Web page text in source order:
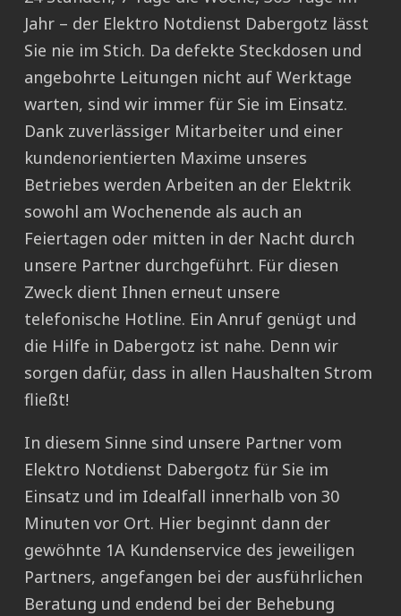
Jahr – der Elektro Notdienst Dabergotz lässt
Sie nie im Stich. Da defekte Steckdosen und
angebohrte Leitungen nicht auf Werktage
warten, sind wir immer für Sie im Einsatz.
Dank zuverlässiger Mitarbeiter und einer
kundenorientierten Maxime unseres
Betriebes werden Arbeiten an der Elektrik
sowohl am Wochenende als auch an
Feiertagen oder mitten in der Nacht durch
unsere Partner durchgeführt. Für diesen
Zweck dient Ihnen erneut unsere
telefonische Hotline. Ein Anruf genügt und
die Hilfe in Dabergotz ist nahe. Denn wir
sorgen dafür, dass in allen Haushalten Strom
fließt!
In diesem Sinne sind unsere Partner vom
Elektro Notdienst Dabergotz für Sie im
Einsatz und im Idealfall innerhalb von 30
Minuten vor Ort. Hier beginnt dann der
gewöhnte 1A Kundenservice des jeweiligen
Partners, angefangen bei der ausführlichen
Beratung und endend bei der Behebung